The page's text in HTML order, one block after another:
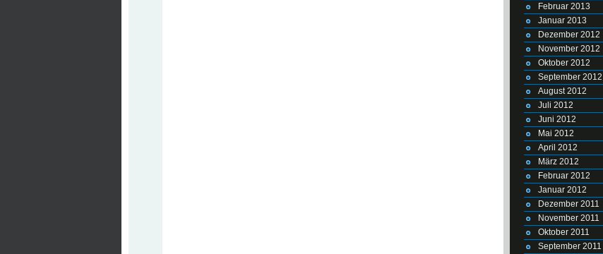
Februar 2013
Januar 2013
Dezember 2012
November 2012
Oktober 2012
September 2012
August 2012
Juli 2012
Juni 2012
Mai 2012
April 2012
März 2012
Februar 2012
Januar 2012
Dezember 2011
November 2011
Oktober 2011
September 2011